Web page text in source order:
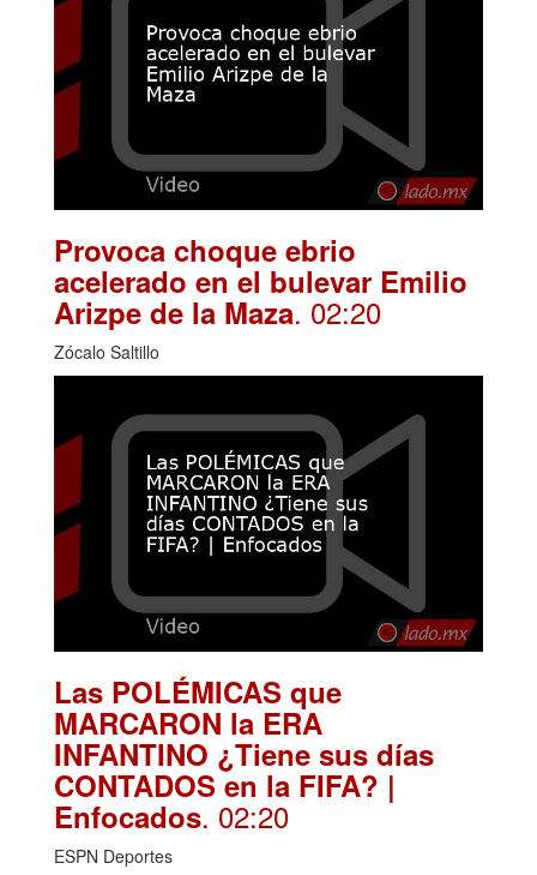
Provoca choque ebrio
acelerado en el bulevar Emilio
Arizpe de la Maza. 02:20
Zócalo Saltillo
Las POLÉMICAS que
MARCARON la ERA
INFANTINO ¿Tiene sus días
CONTADOS en la FIFA? |
Enfocados. 02:20
ESPN Deportes